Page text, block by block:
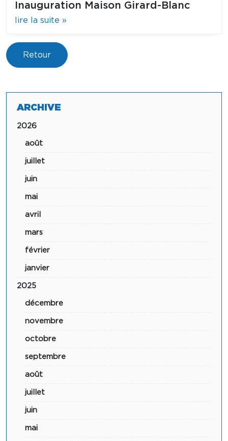
Inauguration Maison Girard-Blanc
lire la suite »
Retour
ARCHIVE
2026
août
juillet
juin
mai
avril
mars
février
janvier
2025
décembre
novembre
octobre
septembre
août
juillet
juin
mai